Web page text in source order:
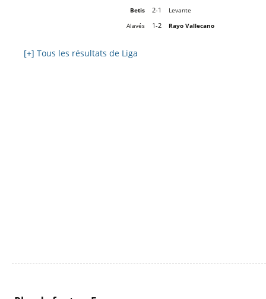
Betis
2-1
Levante
Alavés
1-2 Rayo Vallecano
[+] Tous les résultats de Liga